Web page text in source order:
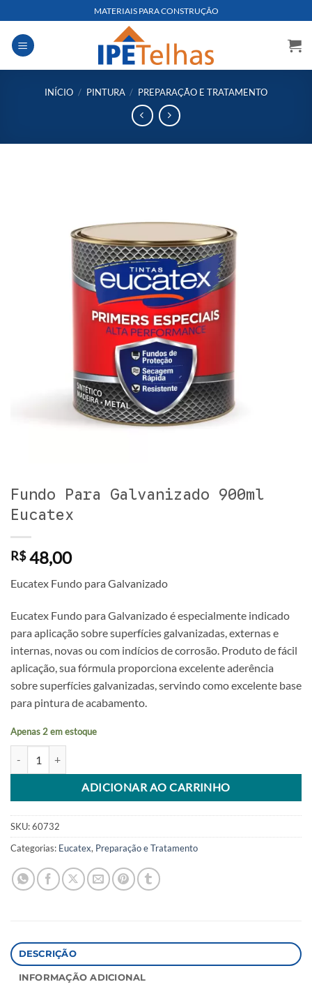
to
content
MATERIAIS PARA CONSTRUÇÃO
INÍCIO / PINTURA / PREPARAÇÃO E TRATAMENTO
Fundo Para Galvanizado 900ml
Eucatex
R$48,00
Eucatex Fundo para Galvanizado
Eucatex Fundo para Galvanizado é especialmente indicado
para aplicação sobre superfícies galvanizadas, externas e
internas, novas ou com indícios de corrosão. Produto de fácil
aplicação, sua fórmula proporciona excelente aderência
sobre superfícies galvanizadas, servindo como excelente base
para pintura de acabamento.
Apenas 2 em estoque
ADICIONAR AO CARRINHO
Alternative:
SKU:60732
Categorias: Eucatex, Preparação e Tratamento
DESCRIÇÃO
INFORMAÇÃO ADICIONAL